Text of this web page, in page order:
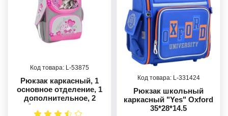
53875
Рюкзак каркасный, 1
основное отделение, 1
дополнительное, 2
боковых кармана
331424
Рюкзак школьный
каркасный "Yes" Oxford
35*28*14.5